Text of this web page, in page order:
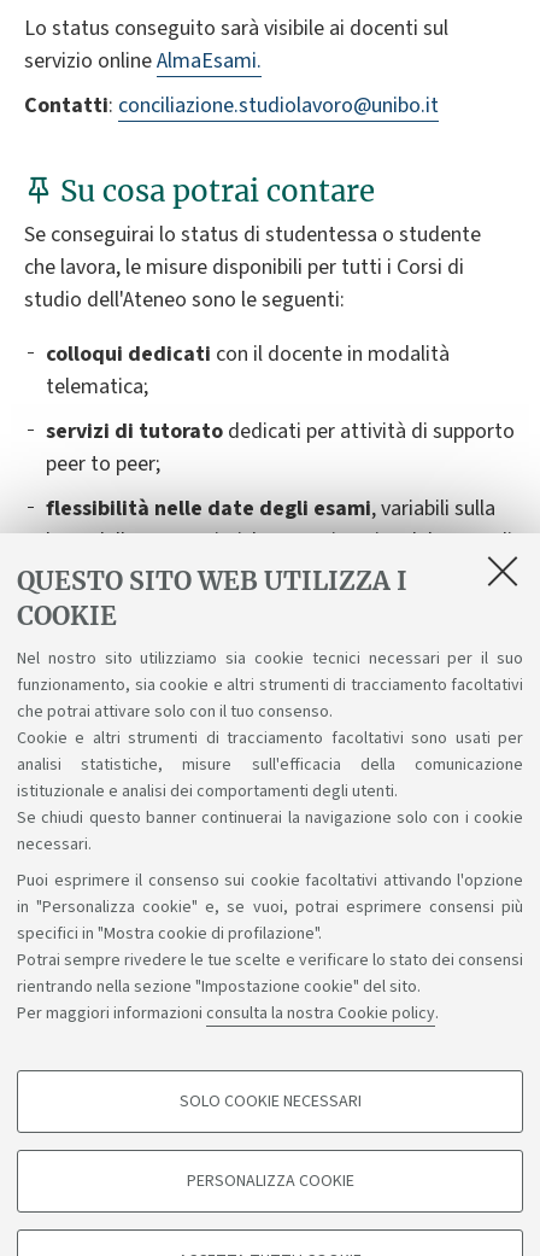
QUESTO SITO WEB UTILIZZA I
COOKIE
Nel nostro sito utilizziamo sia cookie tecnici necessari per il suo
funzionamento, sia cookie e altri strumenti di tracciamento facoltativi
che potrai attivare solo con il tuo consenso.
Cookie e altri strumenti di tracciamento facoltativi sono usati per
analisi statistiche, misure sull'efficacia della comunicazione
istituzionale e analisi dei comportamenti degli utenti.
Se chiudi questo banner continuerai la navigazione solo con i cookie
necessari.
Puoi esprimere il consenso sui cookie facoltativi attivando l'opzione
in "Personalizza cookie" e, se vuoi, potrai esprimere consensi più
specifici in "Mostra cookie di profilazione".
Potrai sempre rivedere le tue scelte e verificare lo stato dei consensi
rientrando nella sezione "Impostazione cookie" del sito.
Per maggiori informazioni consulta la nostra Cookie policy.
COOKIE DI PROFILAZIONE - FACOLTATIVI
degli utenti, creare profili in base al loro comportamento sul sito, per analisi
di marketing.
SOLO COOKIE NECESSARI
PERSONALIZZA COOKIE
Lo status conseguito sarà visibile ai docenti sul
servizio onlineAlmaEsami.
Contatti: conciliazione.studiolavoro@unibo.it
Su cosa potrai contare
Se conseguirai lo status di studentessa o studente
che lavora, le misure disponibili per tutti i Corsi di
studio dell'Ateneo sono le seguenti:
colloqui dedicati con il docente in modalità
telematica;
servizi di tutorato dedicati per attività di supporto
peer to peer;
flessibilità nelle date degli esami,variabili sulla
base delle caratteristiche organizzative del Corso di
Studio. Dovrai contattare il docente titolare
dell’insegnamento almeno 14 giorni prima della
necessarie. Verranno indicate delle possibilità
alternative e ti saranno suggerite le soluzioni
compatibili con quanto il Corso può offrirti.
Sosteniamo il diritto alla conoscenza
Seguici su:
CF: 80007010376